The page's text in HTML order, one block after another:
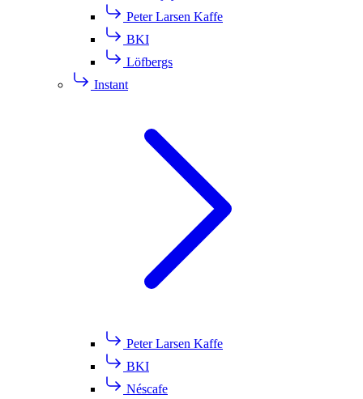
Peter Larsen Kaffe
BKI
Löfbergs
Instant
Peter Larsen Kaffe
BKI
Néscafe